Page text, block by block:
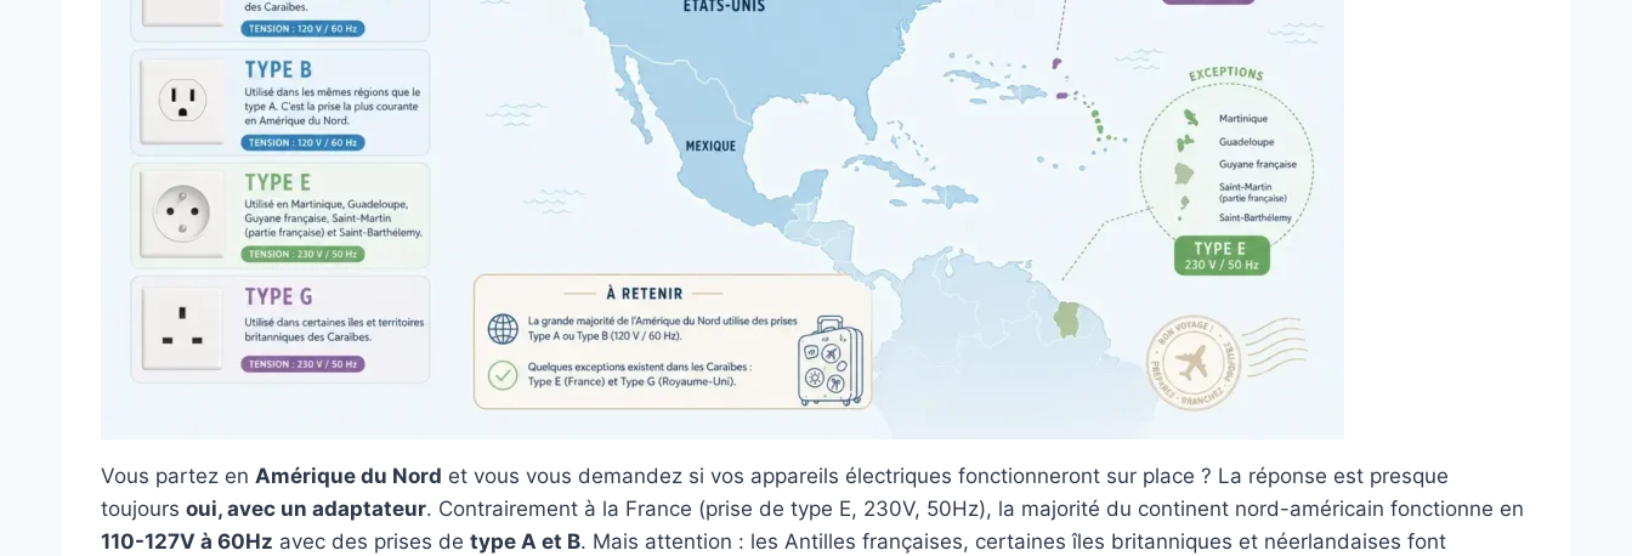
Vous partez en Amérique du Nord et vous vous demandez si vos appareils électriques fonctionneront sur place ? La réponse est presque
toujours oui, avec un adaptateur. Contrairement à la France (prise de type E, 230V, 50Hz), la majorité du continent nord-américain fonctionne en
110-127V à 60Hz avec des prises de type A et B. Mais attention : les Antilles françaises, certaines îles britanniques et néerlandaises font